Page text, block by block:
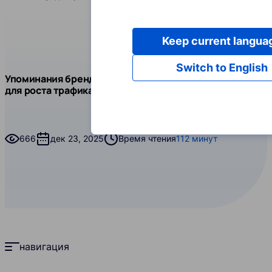
Услуги
Русский
SEO
Упоминания бренда: секретное оружие SEO
для роста трафика
666 дек 23, 2025 Время чтения112 минут
навигация
Switch to English
Keep current